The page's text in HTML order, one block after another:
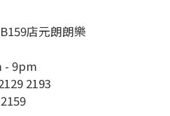
店元朗朗樂
- 9pm
2193